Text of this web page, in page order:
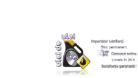
Toate Produsele
► Detailing si cosmetica